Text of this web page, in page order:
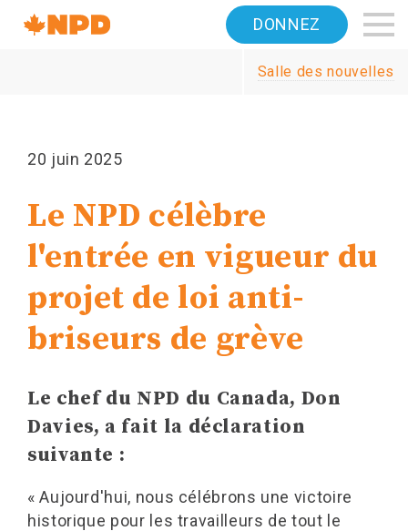
Navigation
Accueil DONNEZ
Salle des nouvelles
20 juin 2025
Le NPD célèbre
l'entrée en vigueur du
projet de loi anti-
briseurs de grève
Le chef du NPD du Canada, Don
Davies, a fait la déclaration
suivante :
« Aujourd'hui, nous célébrons une victoire
historique pour les travailleurs de tout le